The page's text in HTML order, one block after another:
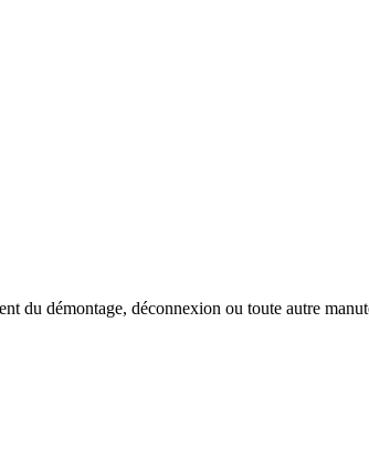
du démontage, déconnexion ou toute autre